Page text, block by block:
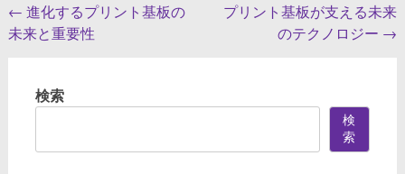
投
稿
← 進化するプリント基板の
未来と重要性
プリント基板が支える未来
のテクノロジー →
検索
検
索